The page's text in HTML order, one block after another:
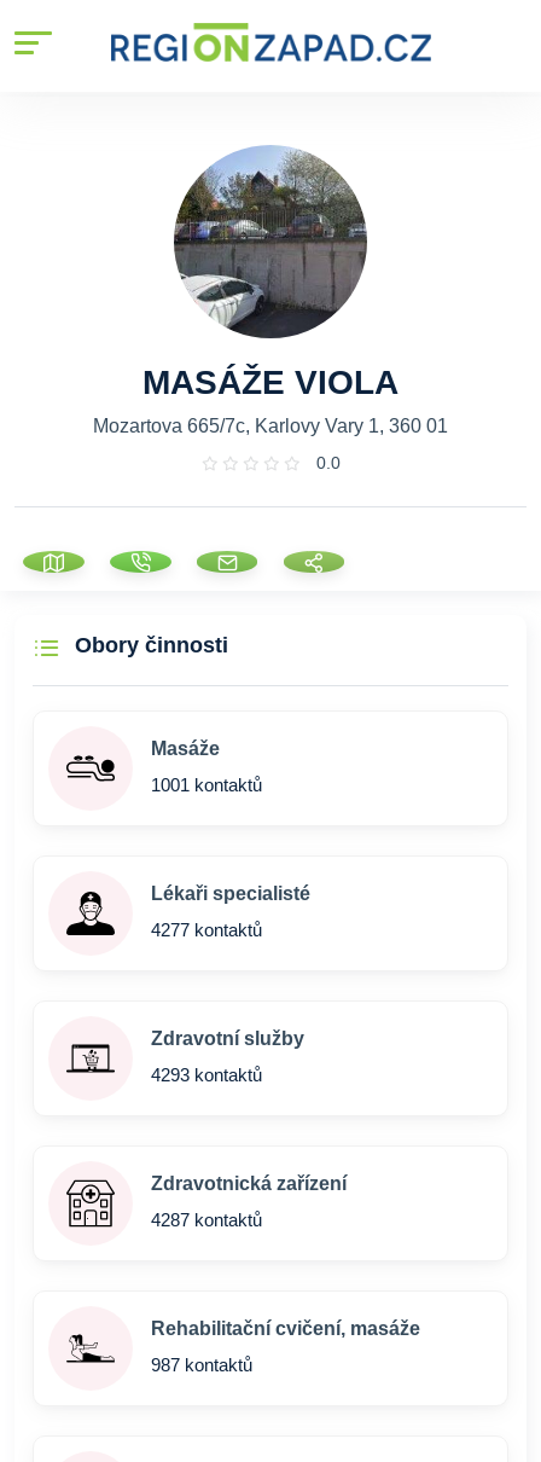
MASÁŽE VIOLA
Mozartova 665/7c, Karlovy Vary 1, 360 01
0.0
Obory činnosti
Masáže
1001 kontaktů
Lékaři specialisté
4277 kontaktů
Zdravotní služby
4293 kontaktů
Zdravotnická zařízení
4287 kontaktů
Rehabilitační cvičení, masáže
987 kontaktů